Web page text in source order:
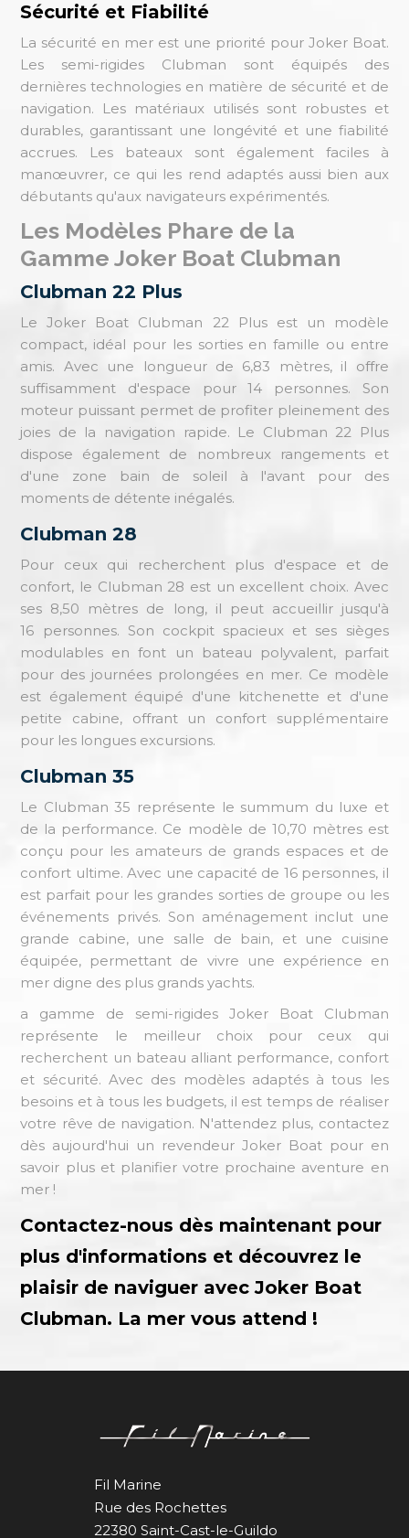
Sécurité et Fiabilité
La sécurité en mer est une priorité pour Joker Boat.
Les semi-rigides Clubman sont équipés des
dernières technologies en matière de sécurité et de
navigation. Les matériaux utilisés sont robustes et
durables, garantissant une longévité et une fiabilité
accrues. Les bateaux sont également faciles à
manœuvrer, ce qui les rend adaptés aussi bien aux
débutants qu'aux navigateurs expérimentés.
Les Modèles Phare de la
Gamme Joker Boat Clubman
Clubman 22 Plus
Le Joker Boat Clubman 22 Plus est un modèle
compact, idéal pour les sorties en famille ou entre
amis. Avec une longueur de 6,83 mètres, il offre
suffisamment d'espace pour 14 personnes. Son
moteur puissant permet de profiter pleinement des
joies de la navigation rapide. Le Clubman 22 Plus
dispose également de nombreux rangements et
d'une zone bain de soleil à l'avant pour des
moments de détente inégalés.
Clubman 28
Pour ceux qui recherchent plus d'espace et de
confort, le Clubman 28 est un excellent choix. Avec
ses 8,50 mètres de long, il peut accueillir jusqu'à
16 personnes. Son cockpit spacieux et ses sièges
modulables en font un bateau polyvalent, parfait
pour des journées prolongées en mer. Ce modèle
est également équipé d'une kitchenette et d'une
petite cabine, offrant un confort supplémentaire
pour les longues excursions.
Clubman 35
Le Clubman 35 représente le summum du luxe et
de la performance. Ce modèle de 10,70 mètres est
conçu pour les amateurs de grands espaces et de
confort ultime. Avec une capacité de 16 personnes, il
est parfait pour les grandes sorties de groupe ou les
événements privés. Son aménagement inclut une
grande cabine, une salle de bain, et une cuisine
équipée, permettant de vivre une expérience en
mer digne des plus grands yachts.
a gamme de semi-rigides Joker Boat Clubman
représente le meilleur choix pour ceux qui
recherchent un bateau alliant performance, confort
et sécurité. Avec des modèles adaptés à tous les
besoins et à tous les budgets, il est temps de réaliser
votre rêve de navigation. N'attendez plus, contactez
dès aujourd'hui un revendeur Joker Boat pour en
savoir plus et planifier votre prochaine aventure en
mer !
Contactez-nous dès maintenant pour
plus d'informations et découvrez le
plaisir de naviguer avec Joker Boat
Clubman. La mer vous attend !
Fil Marine
Rue des Rochettes
22380 Saint-Cast-le-Guildo